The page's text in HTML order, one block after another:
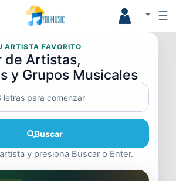
☰
ARTISTA FAVORITO
de Artistas,
y Grupos Musicales
Buscar
y presiona Buscar o Enter.